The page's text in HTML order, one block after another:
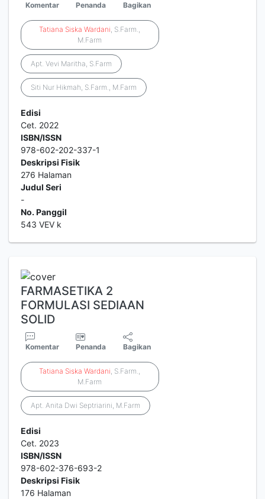
Komentar Penanda Bagikan
Tatiana Siska Wardani, S.Farm.,
M.Farm
Apt. Vevi Maritha, S.Farm
Siti Nur Hikmah, S.Farm., M.Farm
Edisi
Cet. 2022
ISBN/ISSN
978-602-202-337-1
Deskripsi Fisik
276 Halaman
Judul Seri
-
No. Panggil
543 VEV k
FARMASETIKA 2
FORMULASI SEDIAAN
SOLID
Komentar Penanda Bagikan
Tatiana Siska Wardani , S.Farm.,
M.Farm
Apt. Anita Dwi Septriarini, M.Farm
Edisi
Cet. 2023
ISBN/ISSN
978-602-376-693-2
Deskripsi Fisik
176 Halaman